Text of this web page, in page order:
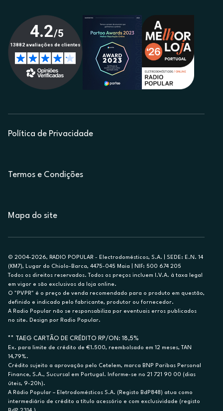
Política de Privacidade
Termos e Condições
Mapa do site
© 2004-2026, RADIO POPULAR - Electrodomésticos, S.A. | SEDE: E.N. 14
(KM7), Lugar do Chiolo-Barca, 4475-045 Maia | NIF: 500 674 205
Todos os direitos reservados. Todos os preços incluem I.V.A. à taxa legal
em vigor e são exclusivos da loja online.
O "PVPR" é o preço de venda recomendado para o produto em questão,
definido e indicado pelo fabricante, produtor ou fornecedor.
A Radio Popular não se responsabiliza por eventuais erros publicados
no site. Design por Radio Popular.
** TAEG CARTÃO DE CRÉDITO RP/ON: 18,5%
Ex. para limite de crédito de €1.500, reembolsado em 12 meses, TAN
14,79%.
Crédito sujeito a aprovação pelo Cetelem, marca BNP Paribas Personal
Finance, S.A., Sucursal em Portugal. Informe-se no 21 721 90 00 (dias
úteis, 9-20h).
A Rádio Popular – Eletrodomésticos S.A. (Registo BdP848) atua como
intermediário de crédito a título acessório e com exclusividade (registo